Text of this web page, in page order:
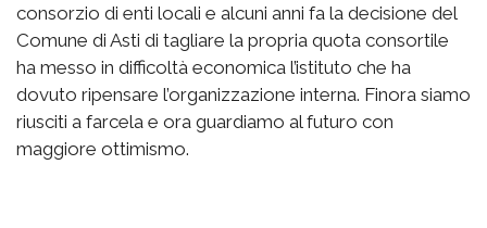
consorzio di enti locali e alcuni anni fa la decisione del
Comune di Asti di tagliare la propria quota consortile
ha messo in difficoltà economica l’istituto che ha
dovuto ripensare l’organizzazione interna. Finora siamo
riusciti a farcela e ora guardiamo al futuro con
maggiore ottimismo.